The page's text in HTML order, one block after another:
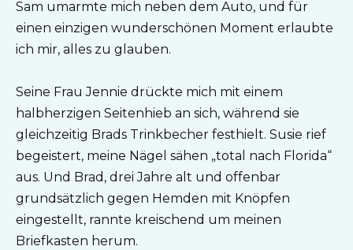
Sam umarmte mich neben dem Auto, und für
einen einzigen wunderschönen Moment erlaubte
ich mir, alles zu glauben.
Seine Frau Jennie drückte mich mit einem
halbherzigen Seitenhieb an sich, während sie
gleichzeitig Brads Trinkbecher festhielt. Susie rief
begeistert, meine Nägel sähen „total nach Florida“
aus. Und Brad, drei Jahre alt und offenbar
grundsätzlich gegen Hemden mit Knöpfen
eingestellt, rannte kreischend um meinen
Briefkasten herum.